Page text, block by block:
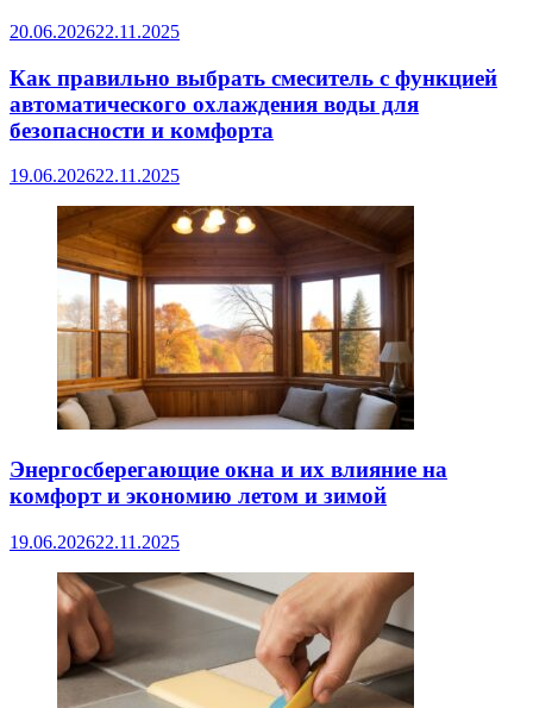
20.06.202622.11.2025
Как правильно выбрать смеситель с функцией
автоматического охлаждения воды для
безопасности и комфорта
19.06.202622.11.2025
Энергосберегающие окна и их влияние на
комфорт и экономию летом и зимой
19.06.202622.11.2025